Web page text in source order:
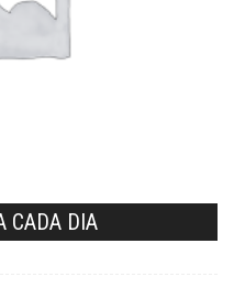
CADA DIA